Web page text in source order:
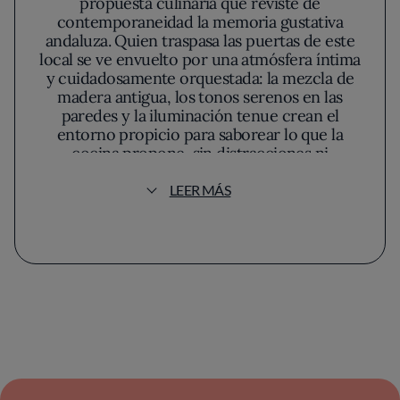
contemporaneidad la memoria gustativa
andaluza. Quien traspasa las puertas de este
local se ve envuelto por una atmósfera íntima
y cuidadosamente orquestada: la mezcla de
madera antigua, los tonos serenos en las
paredes y la iluminación tenue crean el
entorno propicio para saborear lo que la
cocina propone, sin distracciones ni
apunta a un equilibrio entre lo tradicional y lo
La Tarara se reconoce por una carta que
cultivados en cercanías y un aceite virgen
LEER MÁS